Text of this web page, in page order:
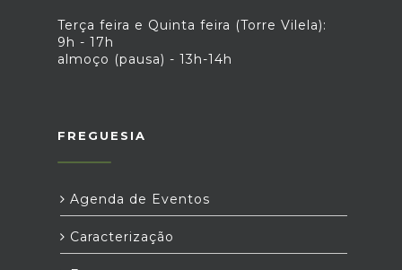
Terça feira e Quinta feira (Torre Vilela):
9h - 17h
almoço (pausa) - 13h-14h
FREGUESIA
Agenda de Eventos
Caracterização